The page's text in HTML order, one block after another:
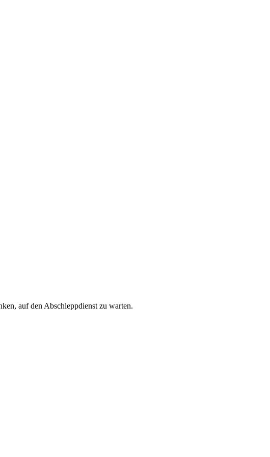
auf den Abschleppdienst zu warten.